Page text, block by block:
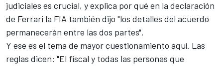
judiciales es crucial, y explica por qué en la declaración
de Ferrari la FIA también dijo "los detalles del acuerdo
permanecerán entre las dos partes".
Y ese es el tema de mayor cuestionamiento aquí. Las
reglas dicen: "El fiscal y todas las personas que